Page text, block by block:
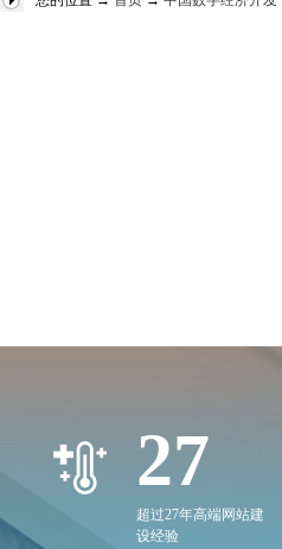
27
超过27年高端网站建
设经验